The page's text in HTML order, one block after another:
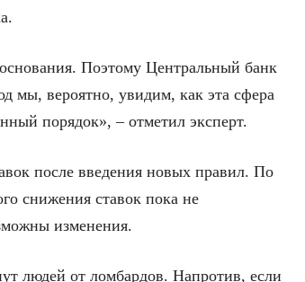
Поэтому Центральный банк
мы, вероятно, увидим, как эта сфера
порядок», – отметил эксперт.
после введения новых правил. По
снижения ставок пока не
изменения.
людей от ломбардов. Напротив, если